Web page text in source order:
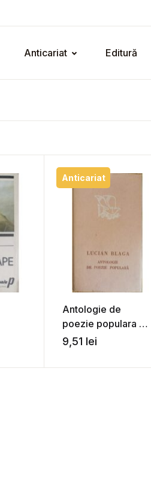
Anticariat Editură
Anticariat
Antologie de
poezie populara –
Lucian Blaga
9,51 lei